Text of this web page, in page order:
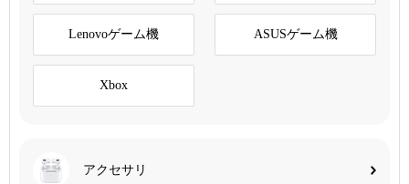
Lenovoゲーム機 ASUSゲーム機
Xbox
アクセサリ